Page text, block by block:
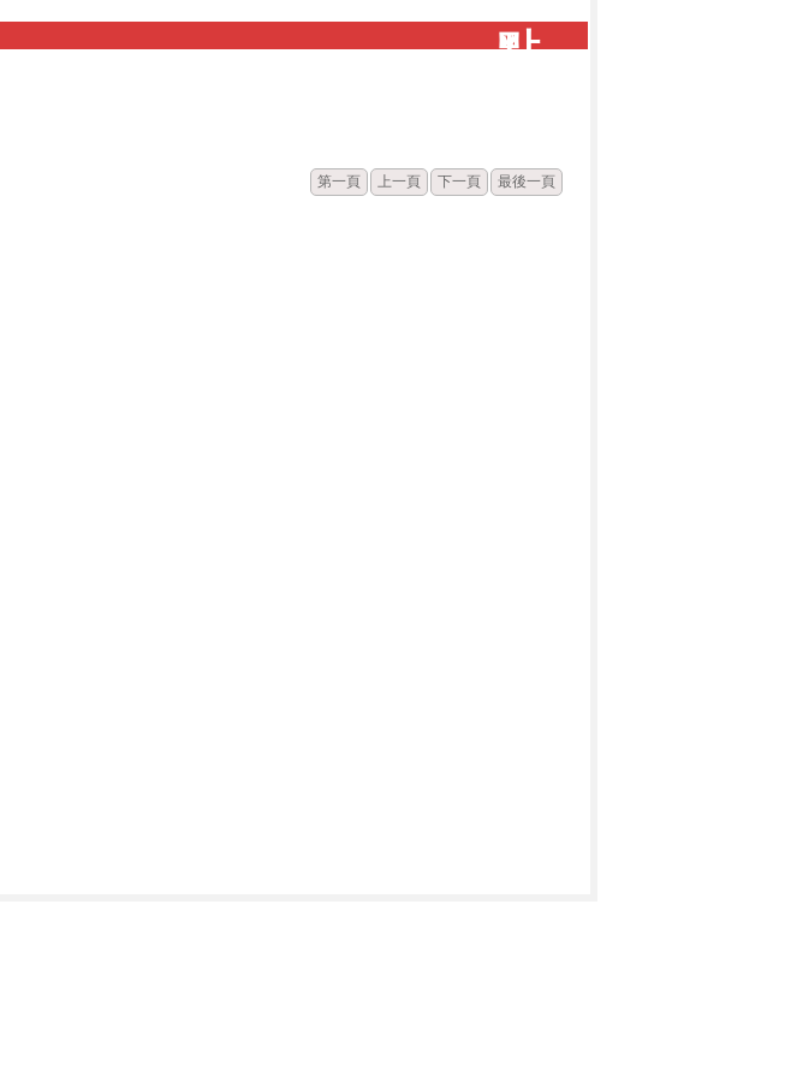
點
第一頁 上一頁 下一頁 最後一頁